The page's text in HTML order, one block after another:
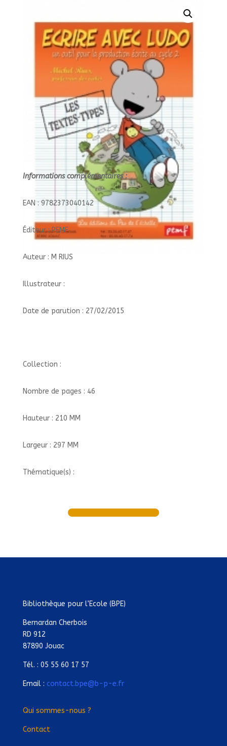
Informations complémentaires :
EAN : 9782373040142
Éditeur : PEMF
Auteur : M RIUS
Illustrateur :
Date de parution : 27/02/2015
Collection :
Nombre de pages : 46
Hauteur : 210 MM
Largeur : 297 MM
Thématique(s) :
Bibliothèque pour l’Ecole (BPE)
Bernardan Cherbois
RD 912
87890 Jouac
Tél. : 05 55 60 17 57
Email : contact.bpe@b-p-e.fr
Qui sommes-nous ?
Contact